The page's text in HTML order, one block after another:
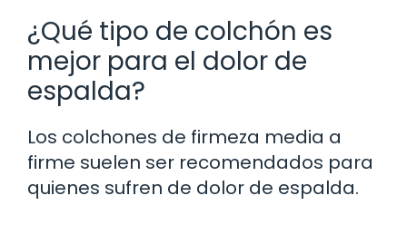
¿Qué tipo de colchón es
mejor para el dolor de
espalda?
Los colchones de firmeza media a
firme suelen ser recomendados para
quienes sufren de dolor de espalda.